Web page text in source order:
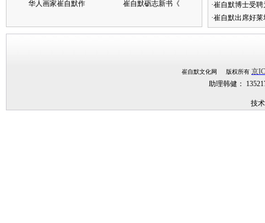
华人画家崔自默作 崔自默砺志新书《
·崔自默博士受
·崔自默出席好
崔自默文化网 版权所有 京
助理韩健：
技